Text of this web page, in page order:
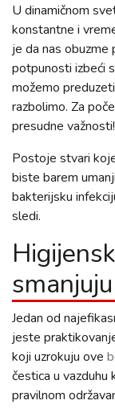
U dinamičnom
konstantne i
je da nas obuzme
potpunosti izbeći
možemo
razbolimo. Za
presudne važnosti!
Postoje stvari
biste barem
bakterijsku
sledi.
Jedan od
jeste
koji uzrokuju ove
čestica u vazduhu
pravilnom